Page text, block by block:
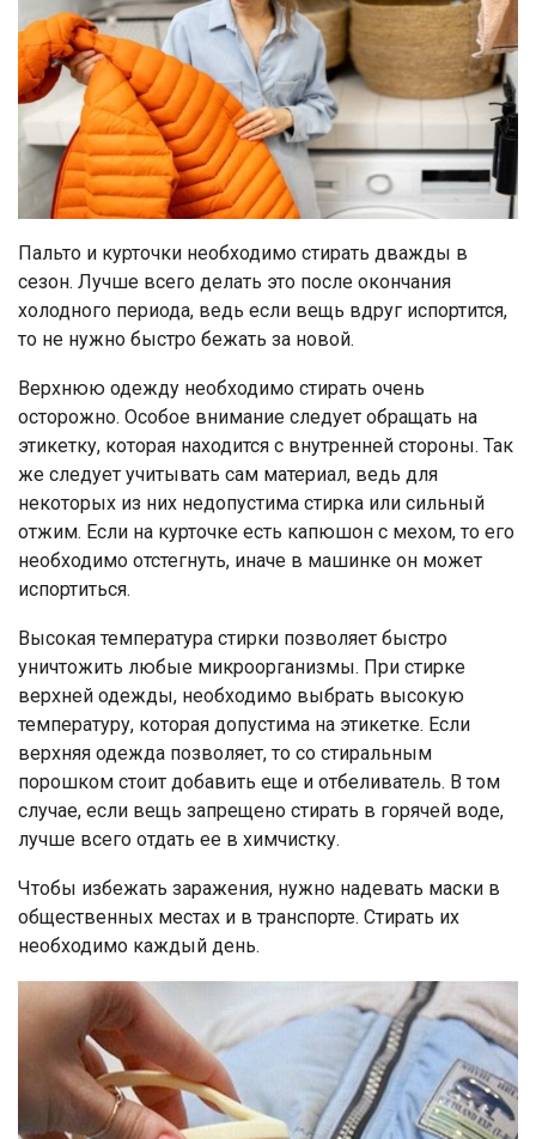
Пальто и курточки необходимо стирать дважды в
сезон. Лучше всего делать это после окончания
холодного периода, ведь если вещь вдруг испортится,
то не нужно быстро бежать за новой.
Верхнюю одежду необходимо стирать очень
осторожно. Особое внимание следует обращать на
этикетку, которая находится с внутренней стороны. Так
же следует учитывать сам материал, ведь для
некоторых из них недопустима стирка или сильный
отжим. Если на курточке есть капюшон с мехом, то его
необходимо отстегнуть, иначе в машинке он может
испортиться.
Высокая температура стирки позволяет быстро
уничтожить любые микроорганизмы. При стирке
верхней одежды, необходимо выбрать высокую
температуру, которая допустима на этикетке. Если
верхняя одежда позволяет, то со стиральным
порошком стоит добавить еще и отбеливатель. В том
случае, если вещь запрещено стирать в горячей воде,
лучше всего отдать ее в химчистку.
Чтобы избежать заражения, нужно надевать маски в
общественных местах и в транспорте. Стирать их
необходимо каждый день.